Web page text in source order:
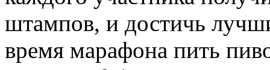
штампов, и достичь
время марафона пить